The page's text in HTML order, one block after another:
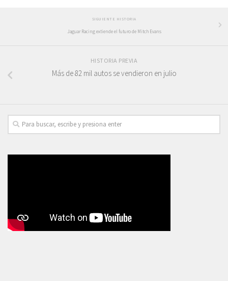
SIGUIENTE HISTORIA
Jaguar Racing extiende el futuro de Mitch Evans
HISTORIA PREVIA
Más de 82 mil autos se vendieron en julio